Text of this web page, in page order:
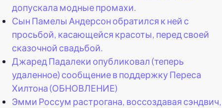
допускала модные промахи.
Сын Памелы Андерсон обратился к ней с
просьбой, касающейся красоты, перед своей
сказочной свадьбой.
Джаред Падалеки опубликовал (теперь
удаленное) сообщение в поддержку Переса
Хилтона (ОБНОВЛЕНИЕ)
Эмми Россум растрогана, воссоздавая сэндвич,